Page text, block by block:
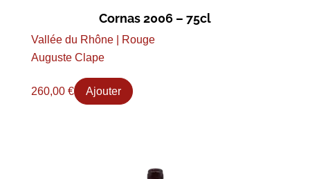
Cornas 2006 – 75cl
Vallée du Rhône | Rouge
Auguste Clape
260,00 € Ajouter